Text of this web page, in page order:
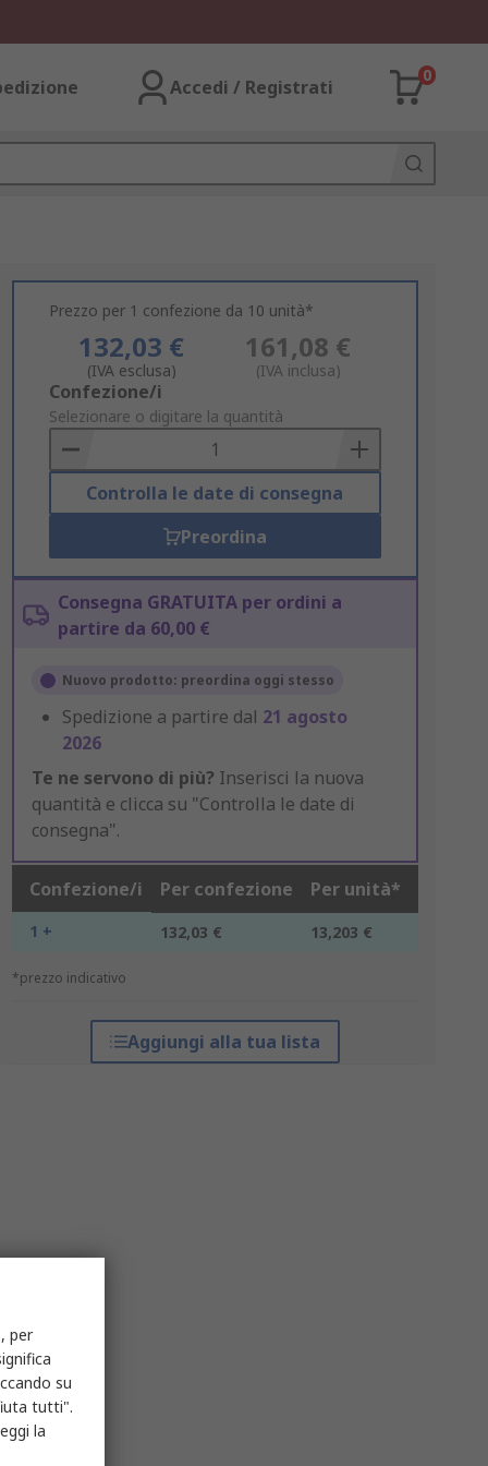
Accedi / Registrati
0
Prezzo per 1 confezione da 10 unità*
132,03 €
(IVA esclusa)
161,08 €
(IVA inclusa)
Add
to
Basket
Confezione/i
Selezionare o digitare la quantità
Controlla le date di consegna
Preordina
Consegna GRATUITA per ordini a
partire da 60,00 €
Nuovo prodotto: preordina oggi stesso
Spedizione a partire dal 21 agosto
2026
Te ne servono di più? Inserisci la nuova
quantità e clicca su "Controlla le date di
consegna".
Confezione/i Per confezione Per unità*
1 + 132,03 € 13,203 €
*prezzo indicativo
Aggiungi alla tua lista
per
su
tutti".
la